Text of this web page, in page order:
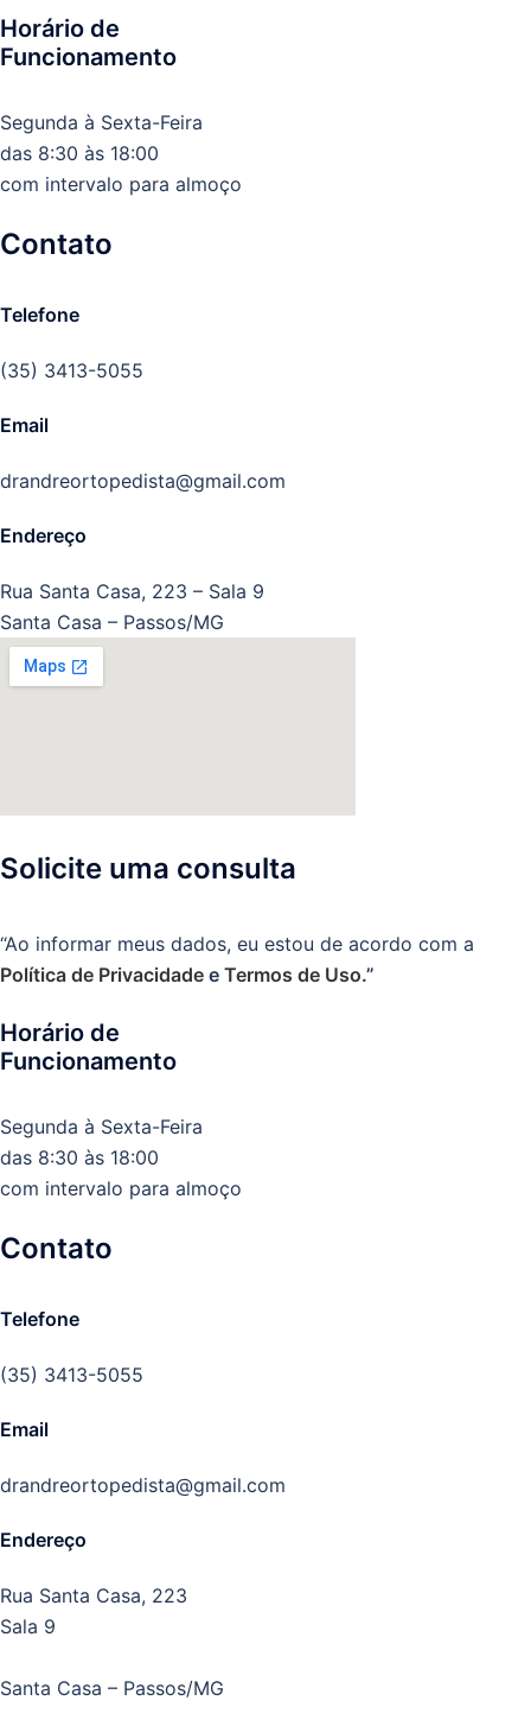
Horário de
Funcionamento
Segunda à Sexta-Feira
das 8:30 às 18:00
com intervalo para almoço
Contato
Telefone
(35) 3413-5055
Email
drandreortopedista@gmail.com
Endereço
Rua Santa Casa, 223 – Sala 9
Santa Casa – Passos/MG
Solicite uma consulta
“Ao informar meus dados, eu estou de acordo com a
Política de Privacidade e Termos de Uso.”
Horário de
Funcionamento
Segunda à Sexta-Feira
das 8:30 às 18:00
com intervalo para almoço
Contato
Telefone
(35) 3413-5055
Email
drandreortopedista@gmail.com
Endereço
Rua Santa Casa, 223
Sala 9
Santa Casa – Passos/MG